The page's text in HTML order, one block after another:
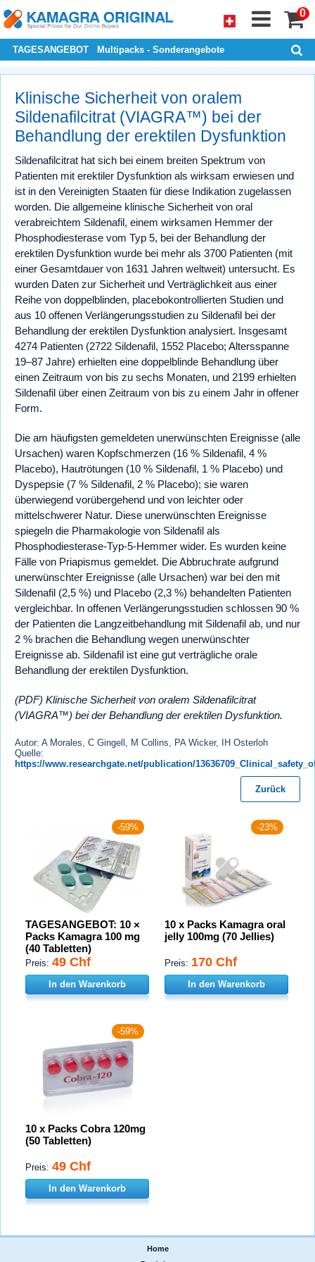
0
TAGESANGEBOT Multipacks - Sonderangebote
Klinische Sicherheit von oralem
Sildenafilcitrat (VIAGRA™) bei der
Behandlung der erektilen Dysfunktion
Sildenafilcitrat hat sich bei einem breiten Spektrum von
Patienten mit erektiler Dysfunktion als wirksam erwiesen und
ist in den Vereinigten Staaten für diese Indikation zugelassen
worden. Die allgemeine klinische Sicherheit von oral
verabreichtem Sildenafil, einem wirksamen Hemmer der
Phosphodiesterase vom Typ 5, bei der Behandlung der
erektilen Dysfunktion wurde bei mehr als 3700 Patienten (mit
einer Gesamtdauer von 1631 Jahren weltweit) untersucht. Es
wurden Daten zur Sicherheit und Verträglichkeit aus einer
Reihe von doppelblinden, placebokontrollierten Studien und
aus 10 offenen Verlängerungsstudien zu Sildenafil bei der
Behandlung der erektilen Dysfunktion analysiert. Insgesamt
4274 Patienten (2722 Sildenafil, 1552 Placebo; Altersspanne
19–87 Jahre) erhielten eine doppelblinde Behandlung über
einen Zeitraum von bis zu sechs Monaten, und 2199 erhielten
Sildenafil über einen Zeitraum von bis zu einem Jahr in offener
Form.
Die am häufigsten gemeldeten unerwünschten Ereignisse (alle
Ursachen) waren Kopfschmerzen (16 % Sildenafil, 4 %
Placebo), Hautrötungen (10 % Sildenafil, 1 % Placebo) und
Dyspepsie (7 % Sildenafil, 2 % Placebo); sie waren
überwiegend vorübergehend und von leichter oder
mittelschwerer Natur. Diese unerwünschten Ereignisse
spiegeln die Pharmakologie von Sildenafil als
Phosphodiesterase-Typ-5-Hemmer wider. Es wurden keine
Fälle von Priapismus gemeldet. Die Abbruchrate aufgrund
unerwünschter Ereignisse (alle Ursachen) war bei den mit
Sildenafil (2,5 %) und Placebo (2,3 %) behandelten Patienten
vergleichbar. In offenen Verlängerungsstudien schlossen 90 %
der Patienten die Langzeitbehandlung mit Sildenafil ab, und nur
2 % brachen die Behandlung wegen unerwünschter
Ereignisse ab. Sildenafil ist eine gut verträgliche orale
Behandlung der erektilen Dysfunktion.
(PDF) Klinische Sicherheit von oralem Sildenafilcitrat
(VIAGRA™) bei der Behandlung der erektilen Dysfunktion.
Autor: A Morales, C Gingell, M Collins, PA Wicker, IH Osterloh
Quelle:
https://www.researchgate.net/publication/
Zurück
-59%
TAGESANGEBOT: 10 ×
Packs Kamagra 100 mg
(40 Tabletten)
Preis: 49 Chf
In den Warenkorb
-23%
10 x Packs Kamagra oral
jelly 100mg (70 Jellies)
Preis: 170 Chf
In den Warenkorb
-59%
10 x Packs Cobra 120mg
(50 Tabletten)
Preis: 49 Chf
In den Warenkorb
Home